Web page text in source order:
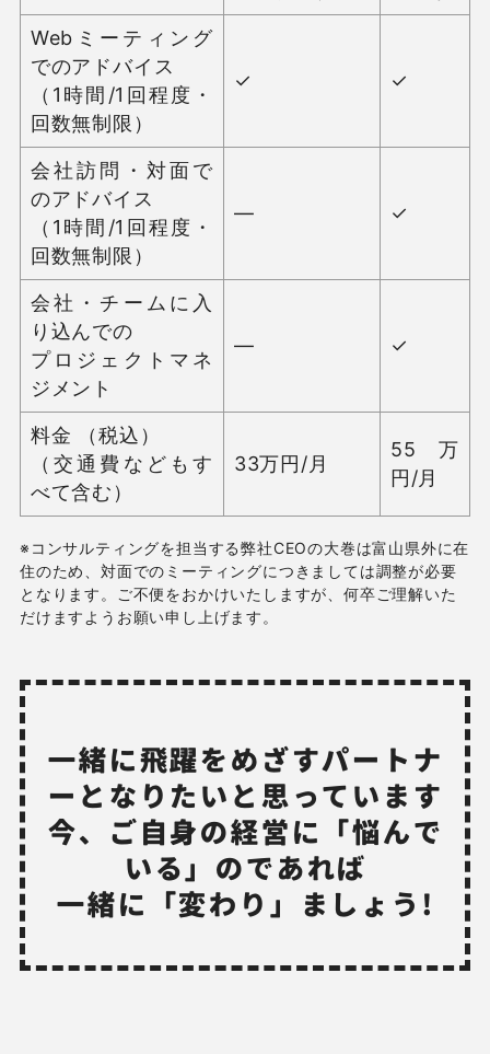
Webミーティング
でのアドバイス
（1時間/1回程度・
回数無制限）
✓ ✓
会社訪問・対面で
のアドバイス
（1時間/1回程度・
回数無制限）
— ✓
会社・チームに入
り込んでの
プロジェクトマネ
ジメント
— ✓
料金 （税込）
（交通費などもす
べて含む）
33万円/月
55万
円/月
※コンサルティングを担当する弊社CEOの大巻は富山県外に在
住のため、対面でのミーティングにつきましては調整が必要
となります。ご不便をおかけいたしますが、何卒ご理解いた
だけますようお願い申し上げます。
一緒に飛躍をめざすパートナ
ーとなりたいと思っています
今、ご自身の経営に「悩んで
いる」のであれば
一緒に「変わり」ましょう!